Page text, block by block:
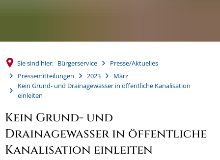
Sie sind hier: Bürgerservice
Presse/Aktuelles
Pressemitteilungen
2023
März
Kein Grund- und Drainagewasser in öffentliche Kanalisation
einleiten
Kein Grund- und
Drainagewasser in öffentliche
Kanalisation einleiten